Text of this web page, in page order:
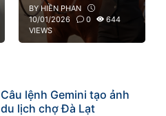
BYHIỀN PHAN
10/01/2026
0
644
VIEWS
Câu lệnh Gemini tạo ảnh
du lịch chợ Đà Lạt